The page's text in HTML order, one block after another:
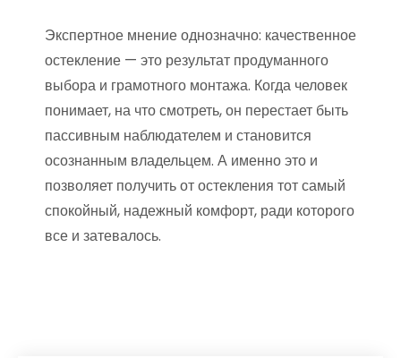
Экспертное мнение однозначно: качественное
остекление — это результат продуманного
выбора и грамотного монтажа. Когда человек
понимает, на что смотреть, он перестает быть
пассивным наблюдателем и становится
осознанным владельцем. А именно это и
позволяет получить от остекления тот самый
спокойный, надежный комфорт, ради которого
все и затевалось.